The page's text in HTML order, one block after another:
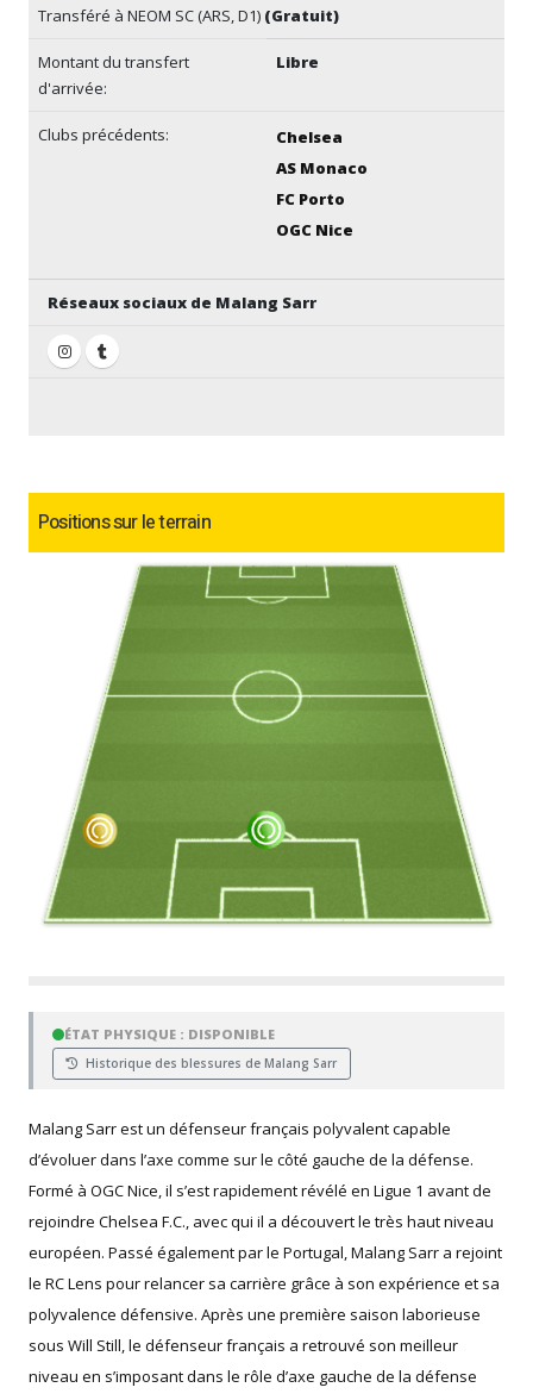
Transféré à NEOM SC (ARS, D1) (Gratuit)
Montant du transfert
d'arrivée:
Libre
Clubs précédents:
Chelsea
AS Monaco
FC Porto
OGC Nice
Réseaux sociaux de Malang Sarr
Positions sur le terrain
ÉTAT PHYSIQUE : DISPONIBLE
Historique des blessures de Malang Sarr
Malang Sarr est un défenseur français polyvalent capable
d’évoluer dans l’axe comme sur le côté gauche de la défense.
Formé à OGC Nice, il s’est rapidement révélé en Ligue 1 avant de
rejoindre Chelsea F.C., avec qui il a découvert le très haut niveau
européen. Passé également par le Portugal, Malang Sarr a rejoint
le RC Lens pour relancer sa carrière grâce à son expérience et sa
polyvalence défensive. Après une première saison laborieuse
sous Will Still, le défenseur français a retrouvé son meilleur
niveau en s’imposant dans le rôle d’axe gauche de la défense